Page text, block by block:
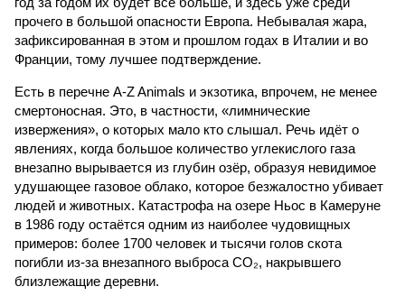
прочего в большой опасности Европа. Небывалая жара,
зафиксированная в этом и прошлом годах в Италии и во
Франции, тому лучшее подтверждение.
Есть в перечне A-Z Animals и экзотика, впрочем, не менее
смертоносная. Это, в частности, «лимнические
извержения», о которых мало кто слышал. Речь идёт о
явлениях, когда большое количество углекислого газа
внезапно вырывается из глубин озёр, образуя невидимое
удушающее газовое облако, которое безжалостно убивает
людей и животных. Катастрофа на озере Ньос в Камеруне
в 1986 году остаётся одним из наиболее чудовищных
примеров: более 1700 человек и тысячи голов скота
погибли из-за внезапного выброса CO₂, накрывшего
близлежащие деревни.